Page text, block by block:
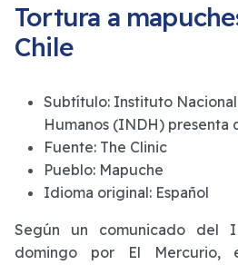
Tortura a
Chile
Subtítulo: Instituto
Humanos (INDH) presenta
Fuente: The Clinic
Pueblo: Mapuche
Idioma original: Español
Según un comunicado del
domingo por El Mercurio,